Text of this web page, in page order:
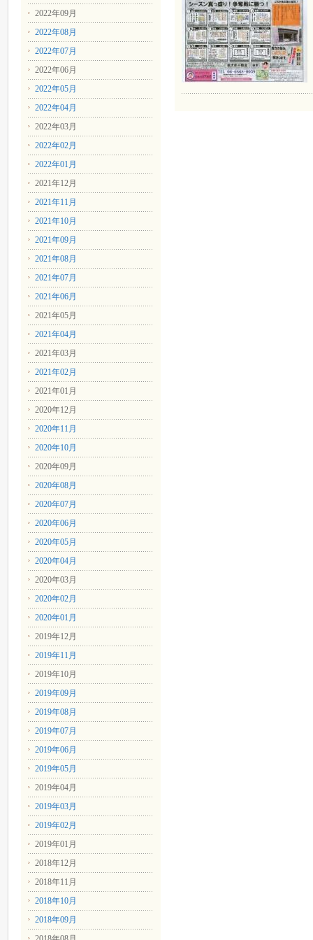
2022年09月
2022年08月
2022年07月
2022年06月
2022年05月
2022年04月
2022年03月
2022年02月
2022年01月
2021年12月
2021年11月
2021年10月
2021年09月
2021年08月
2021年07月
2021年06月
2021年05月
2021年04月
2021年03月
2021年02月
2021年01月
2020年12月
2020年11月
2020年10月
2020年09月
2020年08月
2020年07月
2020年06月
2020年05月
2020年04月
2020年03月
2020年02月
2020年01月
2019年12月
2019年11月
2019年10月
2019年09月
2019年08月
2019年07月
2019年06月
2019年05月
2019年04月
2019年03月
2019年02月
2019年01月
2018年12月
2018年11月
2018年10月
2018年09月